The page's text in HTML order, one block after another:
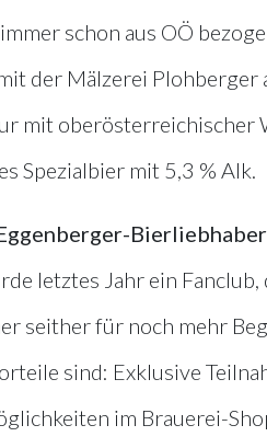
schon aus OÖ
der Mälzerei
mit oberösterreichischer
Spezialbier mit 5,3 % Alk.
Bierliebhaber
letztes Jahr ein Fanclub,
seither für noch mehr
sind: Exklusive
im Brauerei-